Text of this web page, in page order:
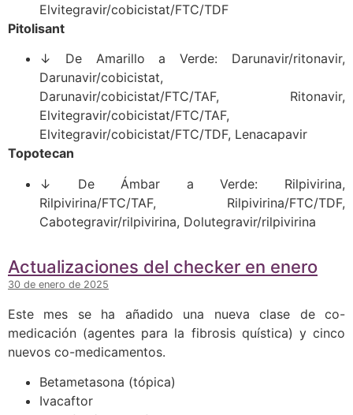
Elvitegravir/cobicistat/FTC/TDF
Pitolisant
↓ De Amarillo a Verde: Darunavir/ritonavir,
Darunavir/cobicistat,
Darunavir/cobicistat/FTC/TAF, Ritonavir,
Elvitegravir/cobicistat/FTC/TAF,
Elvitegravir/cobicistat/FTC/TDF, Lenacapavir
Topotecan
↓ De Ámbar a Verde: Rilpivirina,
Rilpivirina/FTC/TAF, Rilpivirina/FTC/TDF,
Cabotegravir/rilpivirina, Dolutegravir/rilpivirina
Actualizaciones del checker en enero
30 de enero de 2025
Este mes se ha añadido una nueva clase de co-
medicación (agentes para la fibrosis quística) y cinco
nuevos co-medicamentos.
Betametasona (tópica)
Ivacaftor